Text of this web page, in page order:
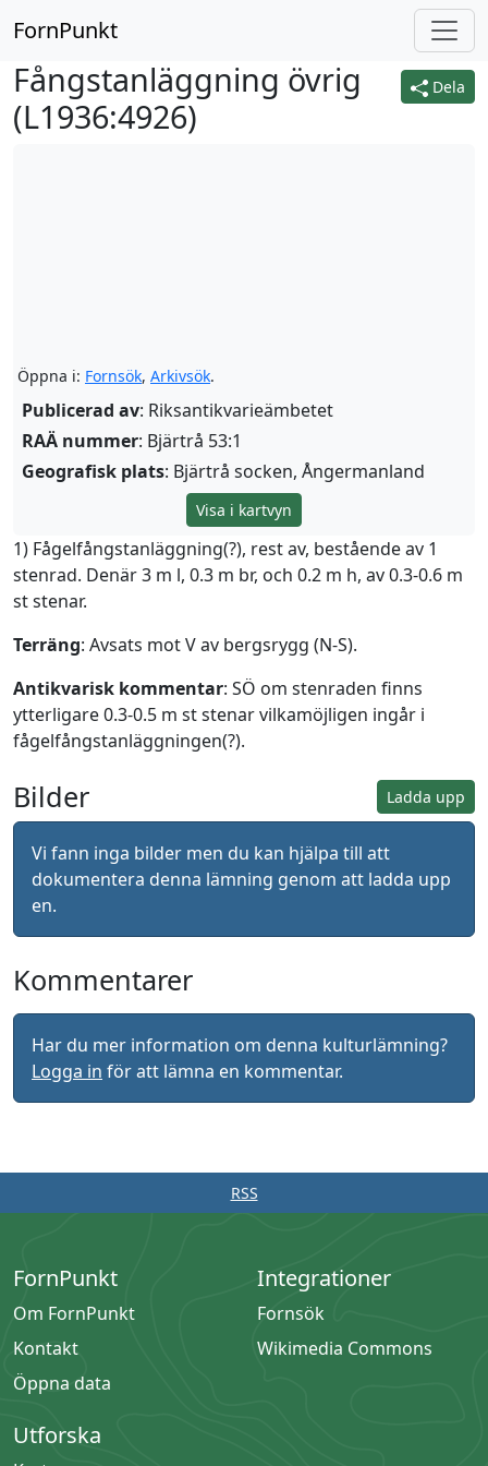
FornPunkt
Dela
Fångstanläggning övrig
(L1936:4926)
Öppna i: Fornsök, Arkivsök.
Publicerad av: Riksantikvarieämbetet
RAÄ nummer: Bjärtrå 53:1
Geografisk plats: Bjärtrå socken, Ångermanland
Visa i kartvyn
1) Fågelfångstanläggning(?), rest av, bestående av 1
stenrad. Denär 3 m l, 0.3 m br, och 0.2 m h, av 0.3-0.6 m
st stenar.
Terräng: Avsats mot V av bergsrygg (N-S).
Antikvarisk kommentar: SÖ om stenraden finns
ytterligare 0.3-0.5 m st stenar vilkamöjligen ingår i
fågelfångstanläggningen(?).
Ladda upp
Bilder
Vi fann inga bilder men du kan hjälpa till att
dokumentera denna lämning genom att ladda upp
en.
Kommentarer
Har du mer information om denna kulturlämning?
Logga in för att lämna en kommentar.
RSS
FornPunkt
Om FornPunkt
Kontakt
Öppna data
Integrationer
Fornsök
Wikimedia Commons
Utforska